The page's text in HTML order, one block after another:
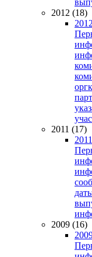
2012 (18)
2011 (17)
2009 (16)